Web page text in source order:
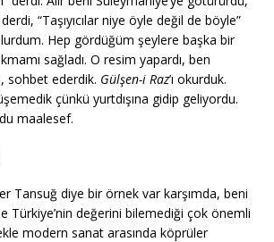
“Taşıyıcılar niye öyle değil de böyle”
Hep gördüğüm şeylere başka bir
sağladı. O resim yapardı, ben
sohbet ederdik. Gülşen-i Raz’ı okurduk.
çünkü yurtdışına gidip geliyordu.
maalesef.
Tansuğ diye bir örnek var karşımda, beni
Türkiye’nin değerini bilemediği çok önemli
modern sanat arasında köprüler